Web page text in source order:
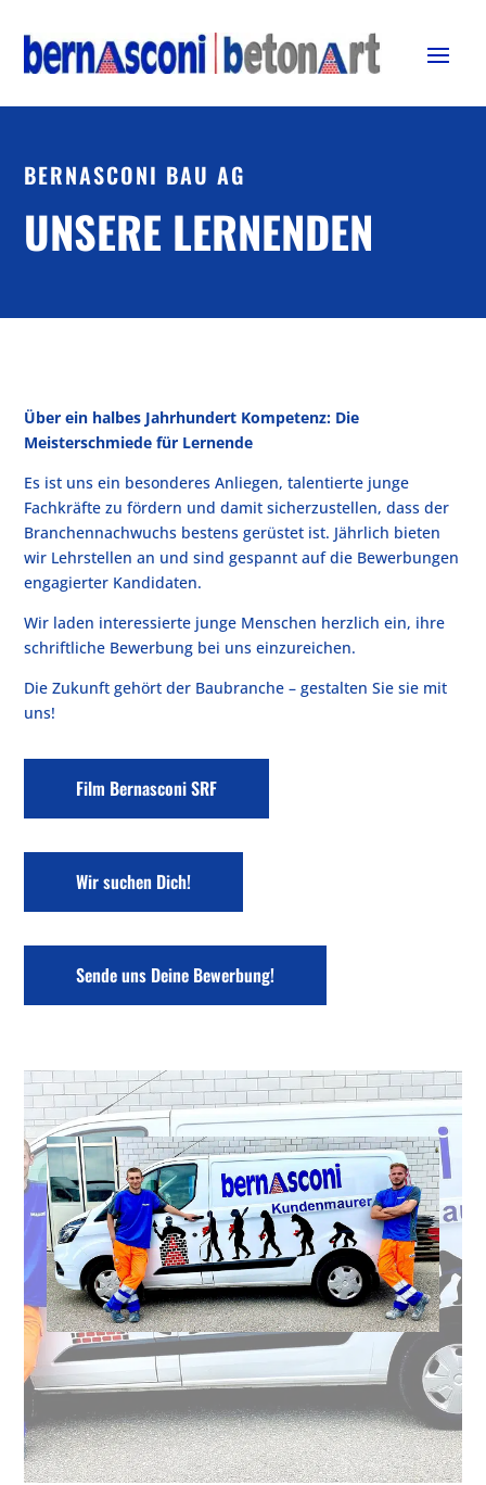
BERNASCONI BAU AG
UNSERE LERNENDEN
Über ein halbes Jahrhundert Kompetenz: Die
Meisterschmiede für Lernende
Es ist uns ein besonderes Anliegen, talentierte junge
Fachkräfte zu fördern und damit sicherzustellen, dass der
Branchennachwuchs bestens gerüstet ist. Jährlich bieten
wir Lehrstellen an und sind gespannt auf die Bewerbungen
engagierter Kandidaten.
Wir laden interessierte junge Menschen herzlich ein, ihre
schriftliche Bewerbung bei uns einzureichen.
Die Zukunft gehört der Baubranche – gestalten Sie sie mit
uns!
Film Bernasconi SRF
Wir suchen Dich!
Sende uns Deine Bewerbung!